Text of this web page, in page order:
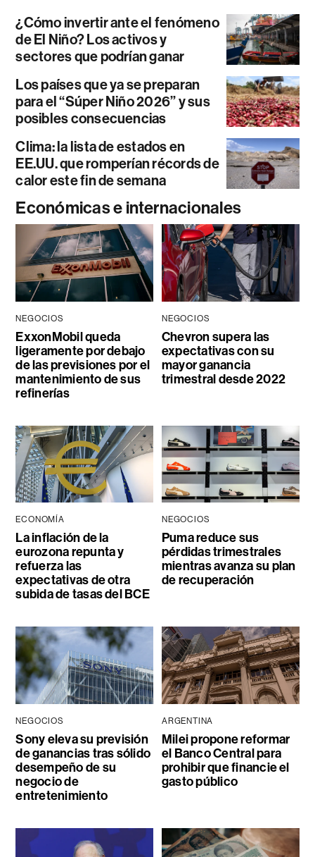
¿Cómo invertir ante el fenómeno
de El Niño? Los activos y
sectores que podrían ganar
Los países que ya se preparan
para el “Súper Niño 2026” y sus
posibles consecuencias
Clima: la lista de estados en
EE.UU. que romperían récords de
calor este fin de semana
Económicas e internacionales
NEGOCIOS
ExxonMobil queda
ligeramente por debajo
de las previsiones por el
mantenimiento de sus
refinerías
NEGOCIOS
Chevron supera las
expectativas con su
mayor ganancia
trimestral desde 2022
ECONOMÍA
La inflación de la
eurozona repunta y
refuerza las
expectativas de otra
subida de tasas del BCE
NEGOCIOS
Puma reduce sus
pérdidas trimestrales
mientras avanza su plan
de recuperación
NEGOCIOS
Sony eleva su previsión
de ganancias tras sólido
desempeño de su
negocio de
entretenimiento
ARGENTINA
Milei propone reformar
el Banco Central para
prohibir que financie el
gasto público